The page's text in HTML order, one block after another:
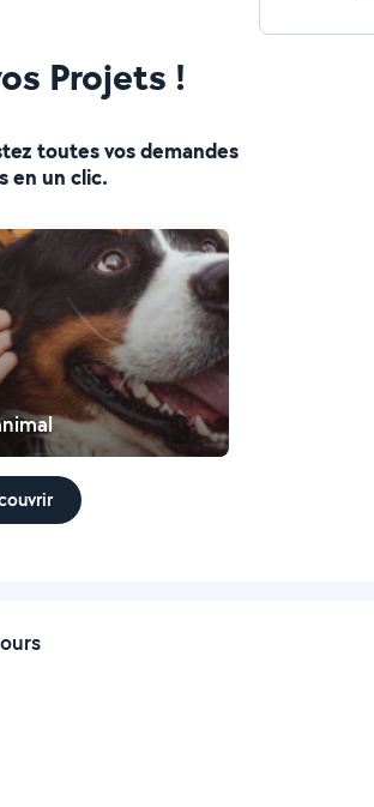
Projets !
toutes vos demandes
en un clic.